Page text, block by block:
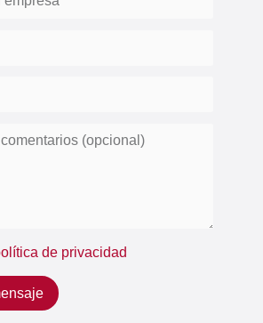
de privacidad